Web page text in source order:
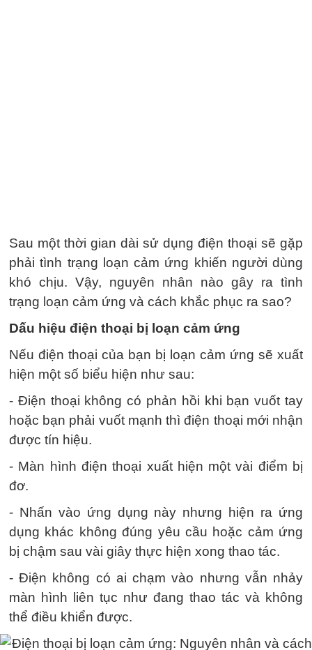
Sau một thời gian dài sử dụng điện thoại sẽ gặp
phải tình trạng loạn cảm ứng khiến người dùng
khó chịu. Vậy, nguyên nhân nào gây ra tình
trạng loạn cảm ứng và cách khắc phục ra sao?
Dấu hiệu điện thoại bị loạn cảm ứng
Nếu điện thoại của bạn bị loạn cảm ứng sẽ xuất
hiện một số biểu hiện như sau:
- Điện thoại không có phản hồi khi bạn vuốt tay
hoặc bạn phải vuốt mạnh thì điện thoại mới nhận
được tín hiệu.
- Màn hình điện thoại xuất hiện một vài điểm bị
đơ.
- Nhấn vào ứng dụng này nhưng hiện ra ứng
dụng khác không đúng yêu cầu hoặc cảm ứng
bị chậm sau vài giây thực hiện xong thao tác.
- Điện không có ai chạm vào nhưng vẫn nhảy
màn hình liên tục như đang thao tác và không
thể điều khiển được.